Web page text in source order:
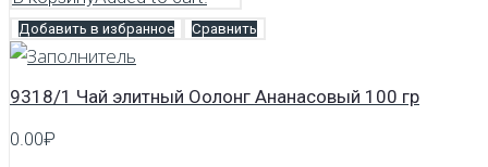
Добавить в избранное Сравнить
9318/1 Чай элитный Оолонг Ананасовый 100 гр
0.00₽